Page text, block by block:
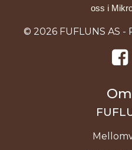
oss i
© 2026 FUFLUNS AS -